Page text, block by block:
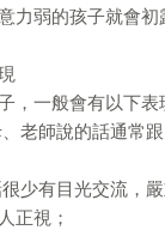
力弱的孩子就會初
，一般會有以下表
老師說的話通常
少有目光交流，
正視；